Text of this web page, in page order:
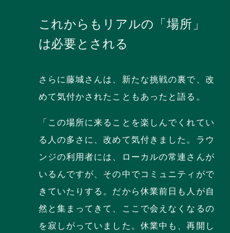
これからもリアルの「場所」
は必要とされる
さらに藤城さんは、新たな挑戦の裏で、改
めて気付かされたこともあったと語る。
「この場所に来ることを楽しんでくれてい
る人の多さに、改めて気付きました。ラウ
ンジの利用者には、ローカルの常連さんが
いるんですが、その中でコミュニティがで
きていたりする。だから休業前日も人が自
然と集まってきて、ここで会えなくなるの
を寂しがっていました。休業中も、再開し